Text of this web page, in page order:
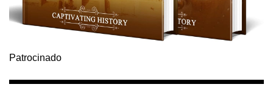
Patrocinado